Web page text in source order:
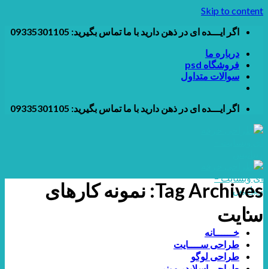
Skip to content
اگر ایـــده ای در ذهن دارید با ما تماس بگیرید: 09335301105
درباره ما
فروشگاه psd
سوالات متداول
اگر ایـــده ای در ذهن دارید با ما تماس بگیرید: 09335301105
خــــــانه
طراحی ســــایت
طراحی لوگو
Tag Archives: نمونه کارهای
سایت